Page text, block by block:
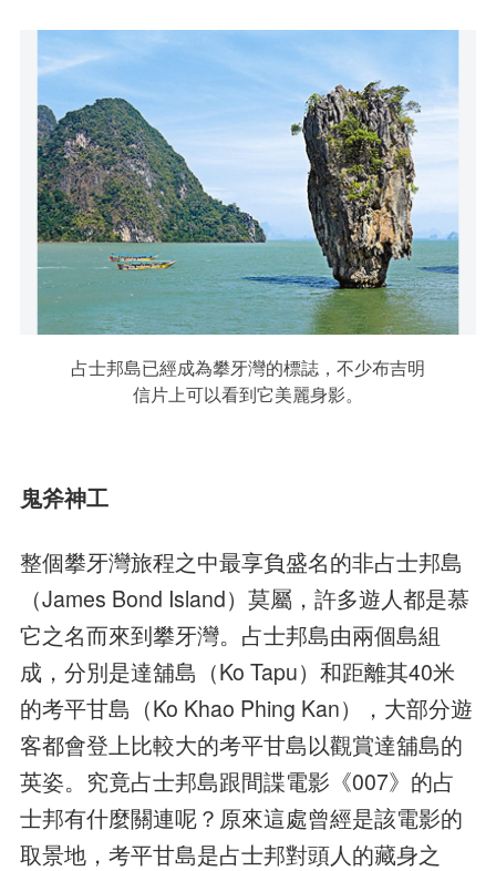
占士邦島已經成為攀牙灣的標誌，不少布吉明
信片上可以看到它美麗身影。
鬼斧神工
整個攀牙灣旅程之中最享負盛名的非占士邦島
（James Bond Island）莫屬，許多遊人都是慕
它之名而來到攀牙灣。占士邦島由兩個島組
成，分別是達舖島（Ko Tapu）和距離其40米
的考平甘島（Ko Khao Phing Kan），大部分遊
客都會登上比較大的考平甘島以觀賞達舖島的
英姿。究竟占士邦島跟間諜電影《007》的占
士邦有什麼關連呢？原來這處曾經是該電影的
取景地，考平甘島是占士邦對頭人的藏身之